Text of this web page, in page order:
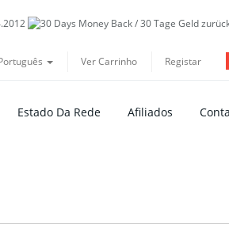
Ver Carrinho Registar
Estado Da Rede Afiliados